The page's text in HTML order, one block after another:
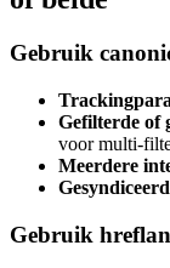
Gebruik
Gefilterde of
voor multi-
Meerdere
Gebruik